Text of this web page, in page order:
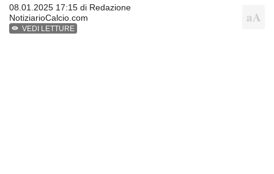
08.01.2025 17:15 di Redazione
NotiziarioCalcio.com
VEDI LETTURE